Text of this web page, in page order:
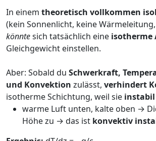
In einem theoretisch vollkommen
(kein Sonnenlicht, keine
könntesich tatsächlich eine isotherme
Gleichgewicht einstellen.
Aber: Sobald du Schwerkraft,
und Konvektion zulässt, verhindert
isotherme Schichtung, weil sie instabil
warme Luft unten, kalte oben →
Höhe zu → das ist konvektiv